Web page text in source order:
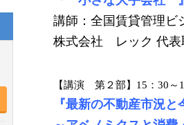
講師：全国賃貸管理ビ
株式会社 レック 代
【講演 第２部】15：30
『最新の不動産市況と